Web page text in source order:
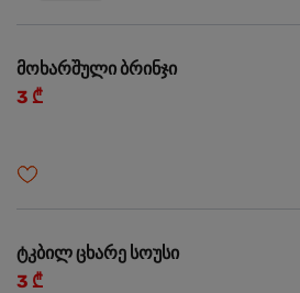
მოხარშული ბრინჯი
3 ₾
ტკბილ ცხარე სოუსი
3 ₾